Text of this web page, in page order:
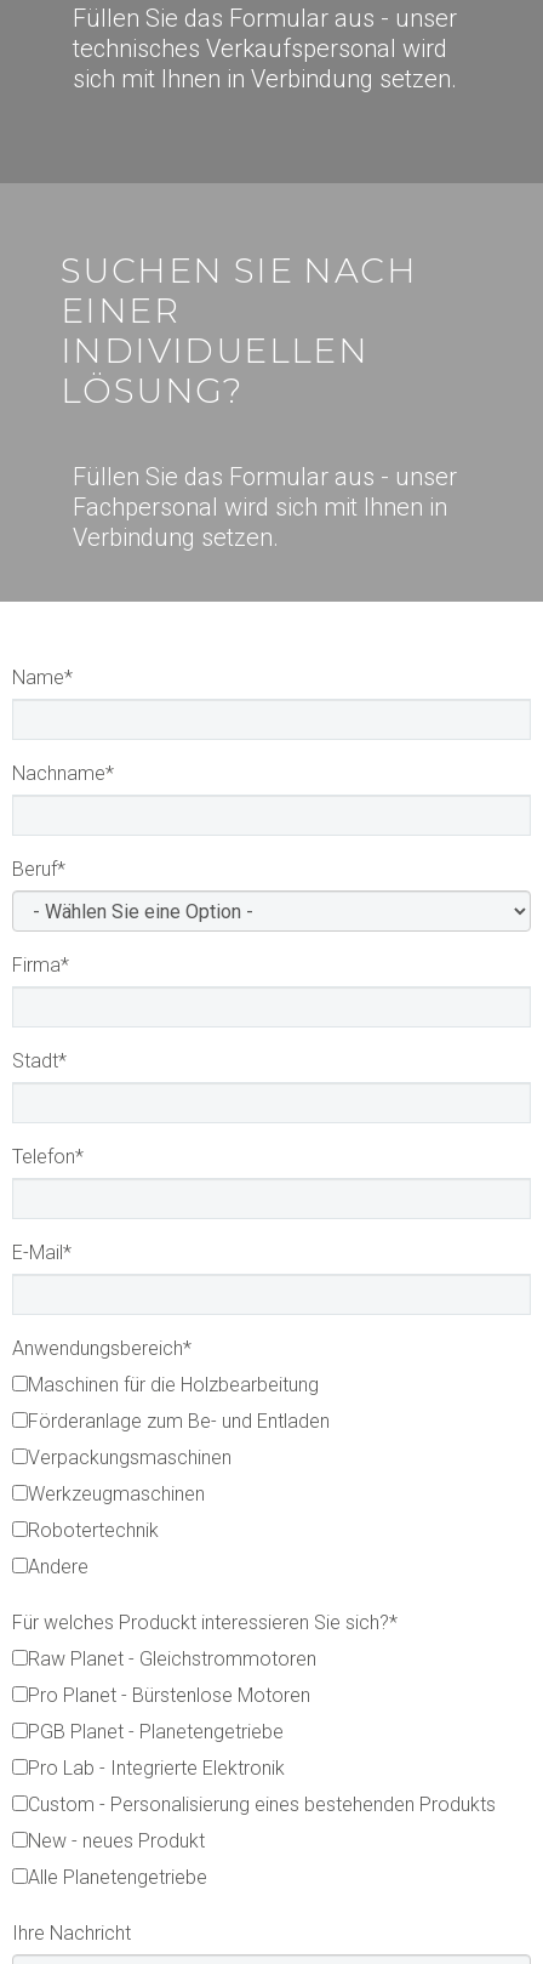
Füllen Sie das Formular aus - unser
technisches Verkaufspersonal wird
sich mit Ihnen in Verbindung setzen.
SUCHEN SIE NACH
EINER
INDIVIDUELLEN
LÖSUNG?
Füllen Sie das Formular aus - unser
Fachpersonal wird sich mit Ihnen in
Verbindung setzen.
Name*
Nachname*
Beruf*
Firma*
Stadt*
Telefon*
E-Mail*
Anwendungsbereich*
Maschinen für die Holzbearbeitung
Förderanlage zum Be- und Entladen
Verpackungsmaschinen
Werkzeugmaschinen
Robotertechnik
Andere
Für welches Produckt interessieren Sie sich?*
Raw Planet - Gleichstrommotoren
Pro Planet - Bürstenlose Motoren
PGB Planet - Planetengetriebe
Pro Lab - Integrierte Elektronik
Custom - Personalisierung eines bestehenden Produkts
New - neues Produkt
Alle Planetengetriebe
Ihre Nachricht